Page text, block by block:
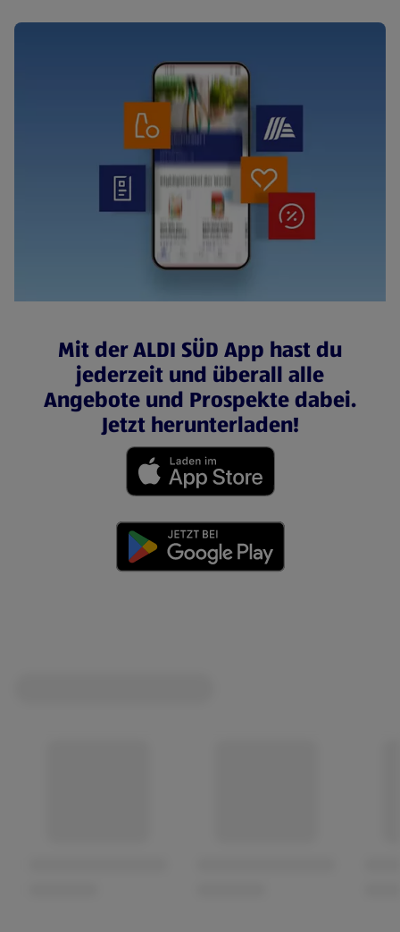
Mit der ALDI SÜD App hast du
jederzeit und überall alle
Angebote und Prospekte dabei.
Jetzt herunterladen!